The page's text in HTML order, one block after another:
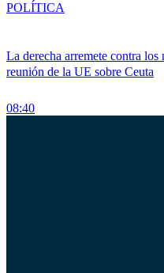
La derecha arremete contra
reunión de la UE sobre Ceuta
08:40
POLÍTICA